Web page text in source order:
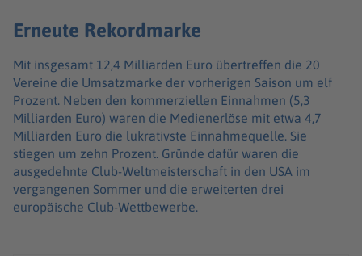
Erneute Rekordmarke
Mit insgesamt 12,4 Milliarden Euro übertreffen die 20
Vereine die Umsatzmarke der vorherigen Saison um elf
Prozent. Neben den kommerziellen Einnahmen (5,3
Milliarden Euro) waren die Medienerlöse mit etwa 4,7
Milliarden Euro die lukrativste Einnahmequelle. Sie
stiegen um zehn Prozent. Gründe dafür waren die
ausgedehnte Club-Weltmeisterschaft in den USA im
vergangenen Sommer und die erweiterten drei
europäische Club-Wettbewerbe.